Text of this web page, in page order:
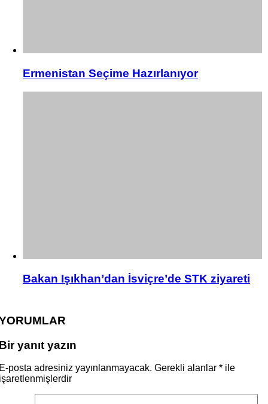
Ermenistan Seçime Hazırlanıyor
Bakan Işıkhan’dan İsviçre’de STK ziyareti
yanıt yazın
posta adresiniz yayınlanmayacak. Gerekli alanlar * ile